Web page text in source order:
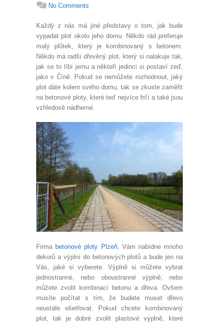
No Comments
Každý z nás má jiné představy o tom, jak bude
vypadat plot okolo jeho domu. Někdo rád preferuje
malý plůtek, který je kombinovaný s betonem.
Někdo má radši dřevěný plot, který si nalakuje tak,
jak se to líbí jemu a někteří jedinci si postaví zeď,
jako v Číně. Pokud se nemůžete rozhodnout, jaký
plot dáte kolem svého domu, tak se zkuste zaměřit
na betonové ploty, které teď nejvíce frčí a také jsou
vzhledově nádherné.
Firmabetonové ploty Plzeň, Vám nabídne mnoho
dekorů a výplní do betonových plotů a bude jen na
Vás, jaké si vyberete. Výplně si můžete vybrat
jednostranné, nebo oboustranné výplně, nebo
můžete zvolit kombinaci betonu a dřeva. Ovšem
musíte počítat s tím, že budete muset dřevo
neustále ošetřovat. Pokud chcete kombinovaný
plot, tak je dobré zvolit plastové výplně, které